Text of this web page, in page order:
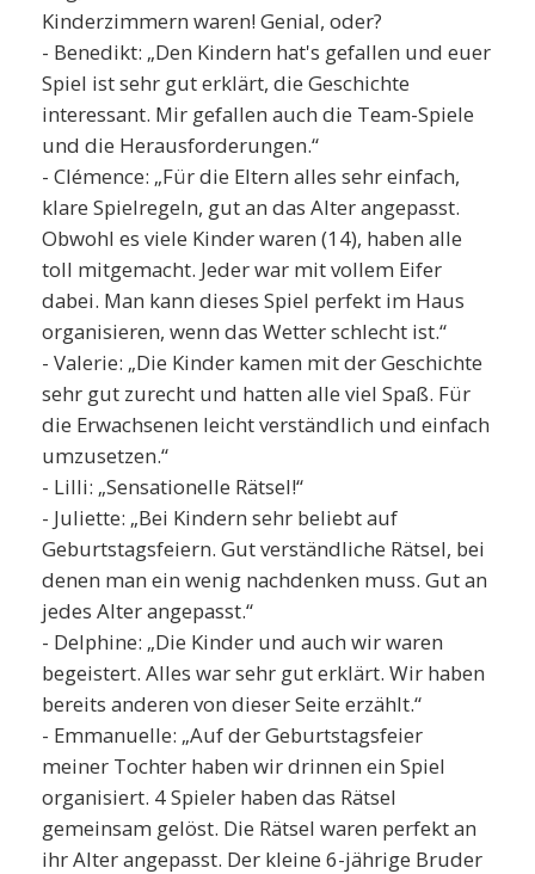
Kinderzimmern waren! Genial, oder?
- Benedikt: „Den Kindern hat's gefallen und euer
Spiel ist sehr gut erklärt, die Geschichte
interessant. Mir gefallen auch die Team-Spiele
und die Herausforderungen.“
- Clémence: „Für die Eltern alles sehr einfach,
klare Spielregeln, gut an das Alter angepasst.
Obwohl es viele Kinder waren (14), haben alle
toll mitgemacht. Jeder war mit vollem Eifer
dabei. Man kann dieses Spiel perfekt im Haus
organisieren, wenn das Wetter schlecht ist.“
- Valerie: „Die Kinder kamen mit der Geschichte
sehr gut zurecht und hatten alle viel Spaß. Für
die Erwachsenen leicht verständlich und einfach
umzusetzen.“
- Lilli: „Sensationelle Rätsel!“
- Juliette: „Bei Kindern sehr beliebt auf
Geburtstagsfeiern. Gut verständliche Rätsel, bei
denen man ein wenig nachdenken muss. Gut an
jedes Alter angepasst.“
- Delphine: „Die Kinder und auch wir waren
begeistert. Alles war sehr gut erklärt. Wir haben
bereits anderen von dieser Seite erzählt.“
- Emmanuelle: „Auf der Geburtstagsfeier
meiner Tochter haben wir drinnen ein Spiel
organisiert. 4 Spieler haben das Rätsel
gemeinsam gelöst. Die Rätsel waren perfekt an
ihr Alter angepasst. Der kleine 6-jährige Bruder